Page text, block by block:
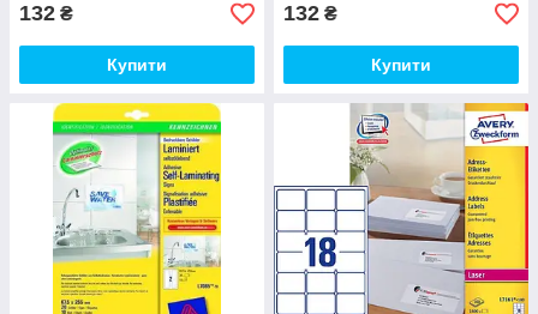
132 ₴
Купити
132 ₴
Купити